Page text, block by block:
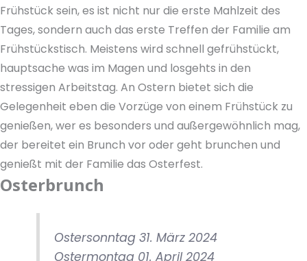
Frühstück sein, es ist nicht nur die erste Mahlzeit des
Tages, sondern auch das erste Treffen der Familie am
Frühstückstisch. Meistens wird schnell gefrühstückt,
hauptsache was im Magen und losgehts in den
stressigen Arbeitstag. An Ostern bietet sich die
Gelegenheit eben die Vorzüge von einem Frühstück zu
genießen, wer es besonders und außergewöhnlich mag,
der bereitet ein Brunch vor oder geht brunchen und
genießt mit der Familie das Osterfest.
Osterbrunch
Ostersonntag 31. März 2024
Ostermontag 01. April 2024